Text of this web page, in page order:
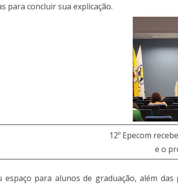
para concluir sua explicação.
12º Epecom
e o
espaço para alunos de graduação, além